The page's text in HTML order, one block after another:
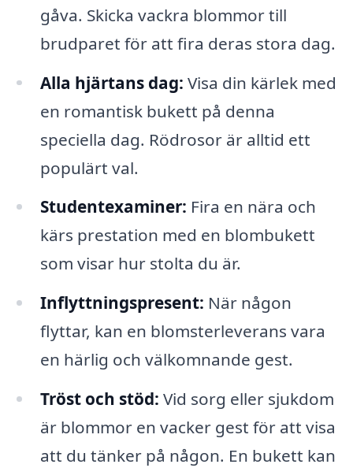
gåva. Skicka vackra blommor till
brudparet för att fira deras stora dag.
Alla hjärtans dag: Visa din kärlek med
en romantisk bukett på denna
speciella dag. Rödrosor är alltid ett
populärt val.
Studentexaminer: Fira en nära och
kärs prestation med en blombukett
som visar hur stolta du är.
Inflyttningspresent: När någon
flyttar, kan en blomsterleverans vara
en härlig och välkomnande gest.
Tröst och stöd: Vid sorg eller sjukdom
är blommor en vacker gest för att visa
att du tänker på någon. En bukett kan